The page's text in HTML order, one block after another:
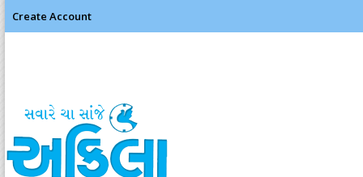
Create Account